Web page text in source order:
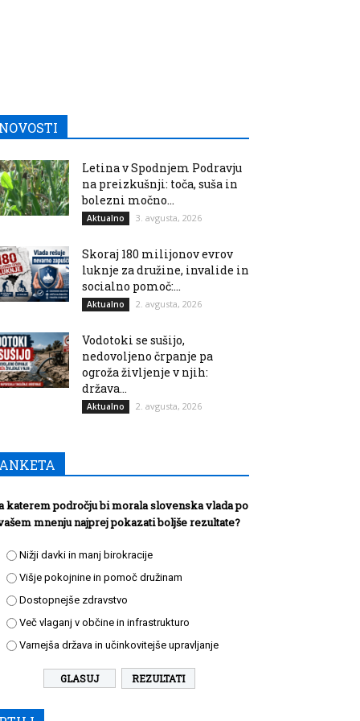
Letina v Spodnjem Podravju
na preizkušnji: toča, suša in
bolezni močno...
Aktualno 3. avgusta, 2026
Skoraj 180 milijonov evrov
luknje za družine, invalide in
socialno pomoč:...
Aktualno 2. avgusta, 2026
Vodotoki se sušijo,
nedovoljeno črpanje pa
ogroža življenje v njih:
država...
Aktualno 2. avgusta, 2026
katerem področju bi morala slovenska vlada po
mnenju najprej pokazati boljše rezultate?
Nižji davki in manj birokracije
Višje pokojnine in pomoč družinam
Dostopnejše zdravstvo
Več vlaganj v občine in infrastrukturo
Varnejša država in učinkovitejše upravljanje
REZULTATI